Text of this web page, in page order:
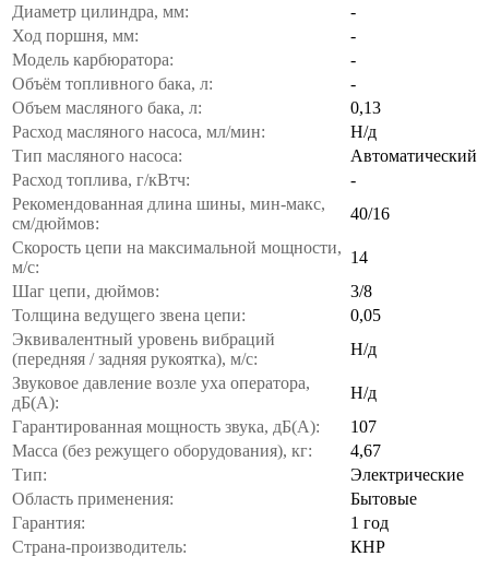
Диаметр цилиндра, мм:
-
Ход поршня, мм:
-
Модель карбюратора:
-
Объём топливного бака, л:
-
Объем масляного бака, л:
0,13
Расход масляного насоса, мл/мин:
Н/д
Тип масляного насоса:
Автоматический
Расход топлива, г/кВтч:
-
Рекомендованная длина шины, мин-макс,
см/дюймов:
40/16
Скорость цепи на максимальной мощности,
м/с:
14
Шаг цепи, дюймов:
3/8
Толщина ведущего звена цепи:
0,05
Эквивалентный уровень вибраций
(передняя / задняя рукоятка), м/с:
Н/д
Звуковое давление возле уха оператора,
дБ(А):
Н/д
Гарантированная мощность звука, дБ(А):
107
Масса (без режущего оборудования), кг:
4,67
Тип:
Электрические
Область применения:
Бытовые
Гарантия:
1 год
Страна-производитель:
КНР